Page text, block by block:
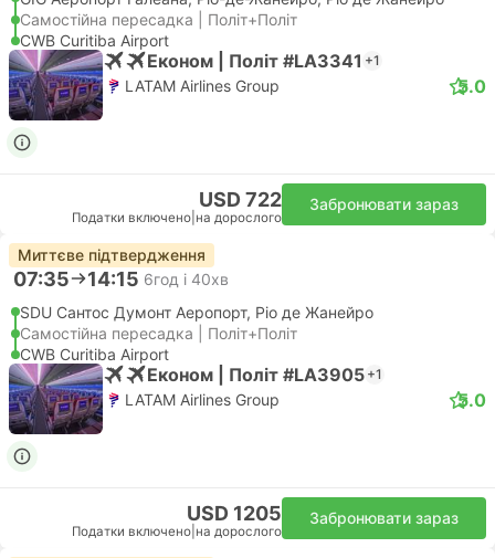
Самостійна пересадка | Політ+Політ
CWB Curitiba Airport
Економ | Політ #LA3341 +1
LATAM Airlines Group 5.0
USD 722
Податки включено на дорослого
Забронювати зараз
Миттєве підтвердження
07:35 14:15 6год і 40хв
SDU Сантос Думонт Аеропорт, Ріо де Жанейро
Самостійна пересадка | Політ+Політ
CWB Curitiba Airport
Економ | Політ #LA3905 +1
LATAM Airlines Group 5.0
USD 1205
Податки включено на дорослого
Забронювати зараз